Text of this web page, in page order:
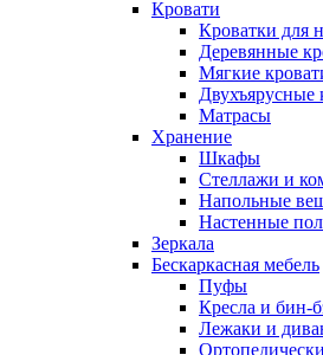
Кровати
Кроватки для
Деревянные
Мягкие
Двухъярусные
Матрасы
Хранение
Шкафы
Стеллажи и
Напольные
Настенные
Зеркала
Бескаркасная мебель
Пуфы
Кресла и бин-
Лежаки и